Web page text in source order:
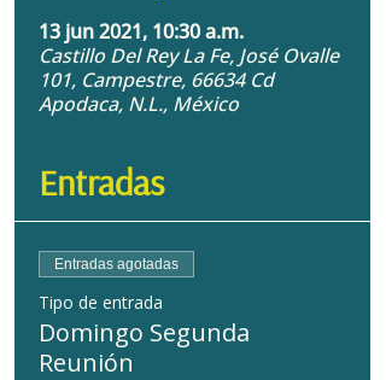
13 jun 2021, 10:30 a.m.
Castillo Del Rey La Fe, José Ovalle
101, Campestre, 66634 Cd
Apodaca, N.L., México
Entradas
Entradas agotadas
Tipo de entrada
Domingo Segunda
Reunión